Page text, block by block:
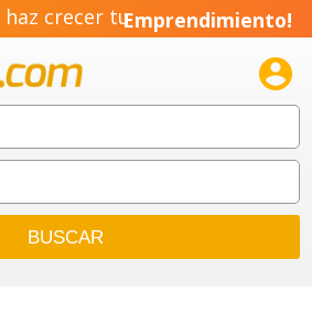
crecer tuEmprendimiento!
